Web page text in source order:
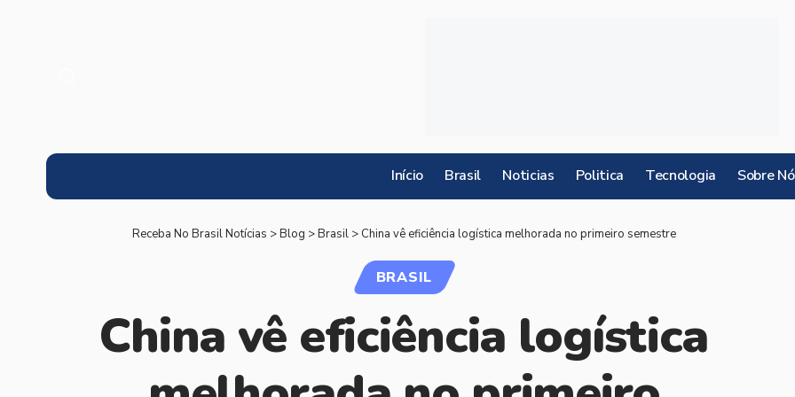
Início Brasil Noticias Politica Tecnologia Sobre
Receba No Brasil Notícias >Blog >Brasil> China vê eficiência logística melhorada no primeiro semestre
BRASIL
China vê eficiência logística